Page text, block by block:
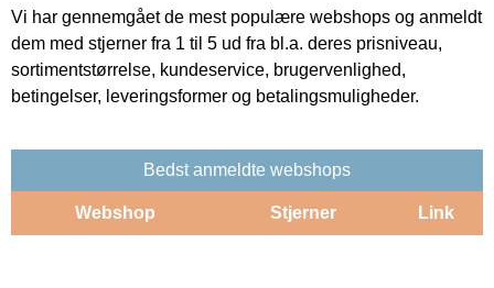
Vi har gennemgået de mest populære webshops og anmeldt
dem med stjerner fra 1 til 5 ud fra bl.a. deres prisniveau,
sortimentstørrelse, kundeservice, brugervenlighed,
betingelser, leveringsformer og betalingsmuligheder.
Bedst anmeldte webshops
Webshop Stjerner Link